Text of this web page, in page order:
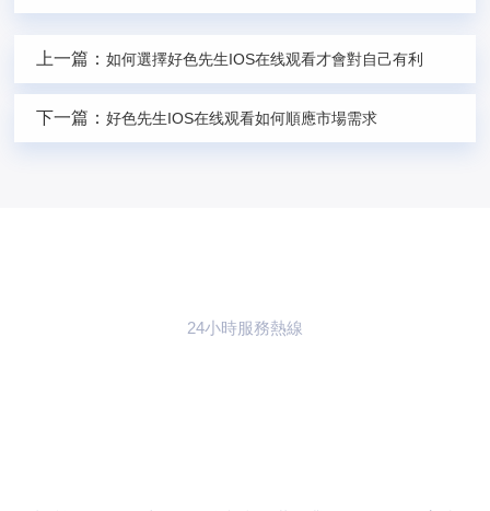
上一篇：如何選擇好色先生IOS在线观看才會對自己有利
下一篇：好色先生IOS在线观看如何順應市場需求
24小時服務熱線